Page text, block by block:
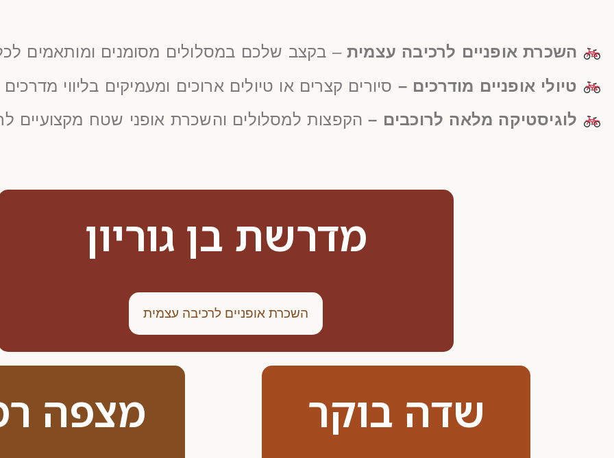
השכרת אופניים לרכיבה עצמית– בקצב שלכם במסלולים מסומנים ומותאמים
טיולי אופניים מודרכים – סיורים קצרים או טיולים ארוכים ומעמיקים בליווי
לוגיסטיקה מלאה לרוכבים – הקפצות למסלולים והשכרת אופני שטח מקצועיים
מדרשת בן גוריון
השכרת אופניים לרכיבה עצמית
שדה בוקר מצפה